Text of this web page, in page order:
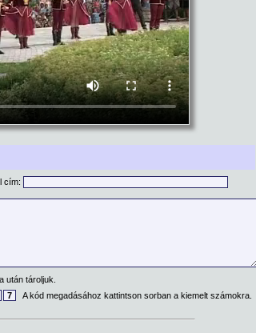
cím:
után tároljuk.
7 A kód megadásához kattintson sorban a kiemelt számokra.